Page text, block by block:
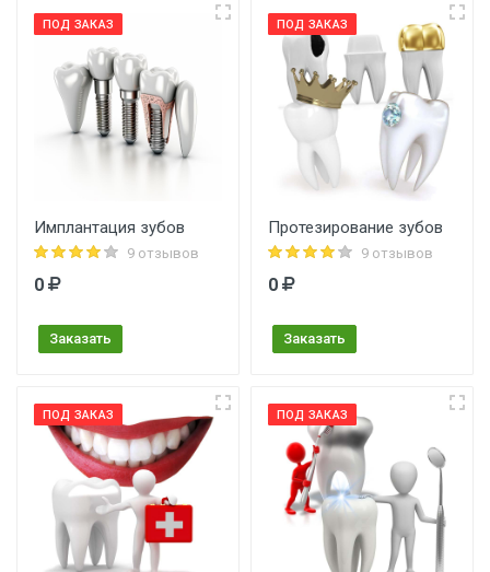
ПОД ЗАКАЗ
Имплантация зубов
9 отзывов
0
Заказать
ПОД ЗАКАЗ
Протезирование зубов
9 отзывов
0
Заказать
ПОД ЗАКАЗ ПОД ЗАКАЗ